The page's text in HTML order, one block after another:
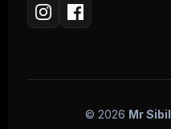
© 2026 Mr Sibil